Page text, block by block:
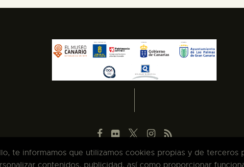
te informamos que utilizamos cookies propias y de terceros
contenidos, publicidad, así como proporcionar